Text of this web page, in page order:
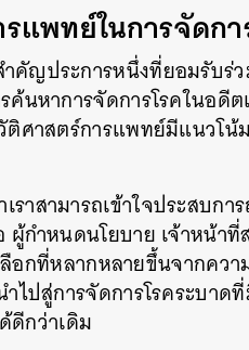
พทย์ในการจัดกา
คัญประการหนึ่งที่ยอมรับร่
หาการจัดการโรคในอดีต
ติศาสตร์การแพทย์มีแนวโน้
เราสามารถเข้าใจประสบก
ผู้กำหนดนโยบาย เจ้าหน้า
กที่หลากหลายขึ้นจากควา
ไปสู่การจัดการโรคระบา
ดีกว่าเดิม